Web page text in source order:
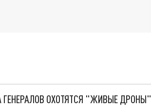
ОХОТЯТСЯ "ЖИВЫЕ ДРОНЫ"